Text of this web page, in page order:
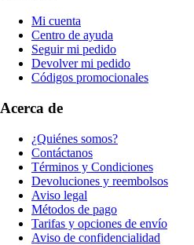
Mi cuenta
Centro de ayuda
Seguir mi pedido
Devolver mi pedido
Códigos promocionales
Acerca de
¿Quiénes somos?
Contáctanos
Términos y Condiciones
Devoluciones y reembolsos
Aviso legal
Métodos de pago
Tarifas y opciones de envío
Aviso de confidencialidad